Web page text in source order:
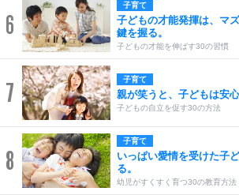
6
子育て
子どもの才能発揮は、マ
鍵を握る。
子どもの才能を伸ばす30の習慣
7 子育て
親が笑うと、子どもは安心
子どもの自立を促す30の方法
8
子育て
いっぱい愛情を受けた子
る。
幼児がすくすく育つ30の教育方法